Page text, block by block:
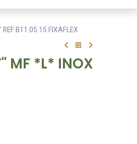
FIXAFLEX
MF *L* INOX